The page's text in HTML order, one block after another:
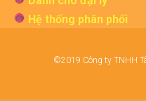
Hệ thống phân phối
©2019 Công ty TNHH